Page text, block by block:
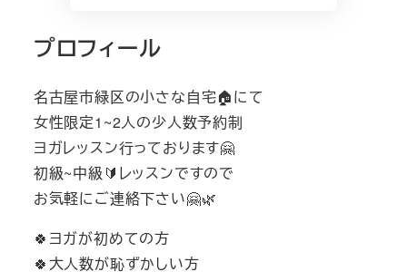
プロフィール
名古屋市緑区の小さな自宅🏠にて
女性限定1~2人の少人数予約制
ヨガレッスン行っております🤗
初級~中級🔰レッスンですので
お気軽にご連絡下さい🤗🌿
🍀ヨガが初めての方
🍀大人数が恥ずかしい方